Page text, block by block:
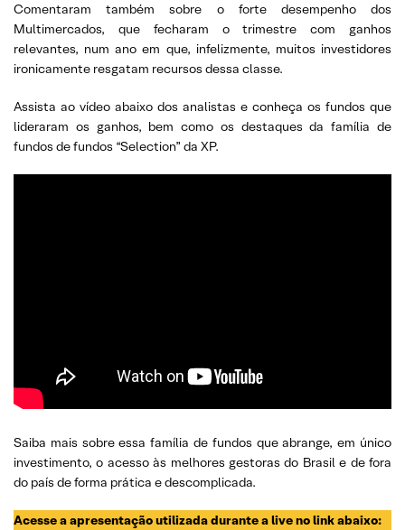
Comentaram também sobre o forte desempenho dos
Multimercados, que fecharam o trimestre com ganhos
relevantes, num ano em que, infelizmente, muitos investidores
ironicamente resgatam recursos dessa classe.
Assista ao vídeo abaixo dos analistas e conheça os fundos que
lideraram os ganhos, bem como os destaques da família de
fundos de fundos “Selection” da XP.
Saiba mais sobre essa família de fundos que abrange, em único
investimento, o acesso às melhores gestoras do Brasil e de fora
do país de forma prática e descomplicada.
Acesse a apresentação utilizada durante a live no link abaixo: